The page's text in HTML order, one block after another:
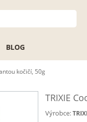
BLOG
kočičí, 50g
TRIXIE
Výrobce: